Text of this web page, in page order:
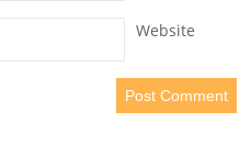
Website